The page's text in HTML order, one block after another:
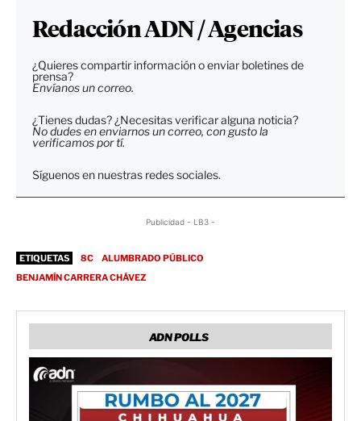
Redacción ADN / Agencias
¿Quieres compartir información o enviar boletines de
prensa?
Envíanos un correo.
¿Tienes dudas? ¿Necesitas verificar alguna noticia?
No dudes en enviarnos un correo, con gusto la
verificamos por tí.
Síguenos en nuestras redes sociales.
Publicidad - LB3 -
ETIQUETAS 8C
ALUMBRADO PÚBLICO
BENJAMÍN CARRERA CHÁVEZ
ADN POLLS